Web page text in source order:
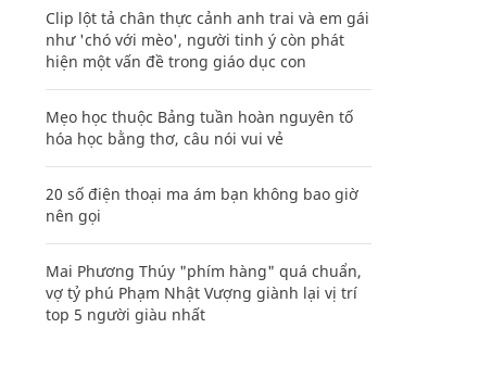
Clip lột tả chân thực cảnh anh trai và em gái
như 'chó với mèo', người tinh ý còn phát
hiện một vấn đề trong giáo dục con
Mẹo học thuộc Bảng tuần hoàn nguyên tố
hóa học bằng thơ, câu nói vui vẻ
20 số điện thoại ma ám bạn không bao giờ
nên gọi
Mai Phương Thúy "phím hàng" quá chuẩn,
vợ tỷ phú Phạm Nhật Vượng giành lại vị trí
top 5 người giàu nhất